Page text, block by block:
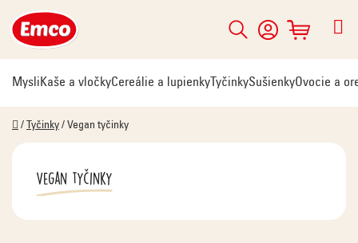
na
obsah
Hľadať
NÁKUPNÝ
KOŠÍK
MysliKaše a vločkyCereálie a lupienky TyčinkySušienkyOvocie a
Domov
/ Tyčinky / Vegan tyčinky
Vegan tyčinky